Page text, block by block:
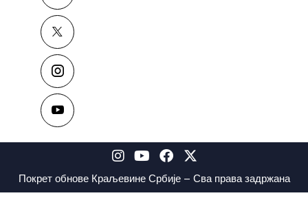
Покрет обнове Краљевине Србије – Сва права задржана